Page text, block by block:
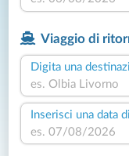
Viaggio di
Digita una
Inserisci una data